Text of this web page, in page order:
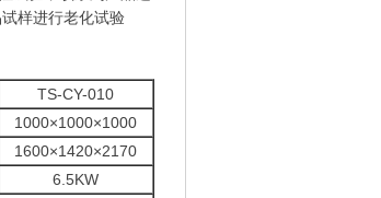
样进行老化试验
TS-CY-010
1000×1000×1000
1600×1420×2170
6.5KW